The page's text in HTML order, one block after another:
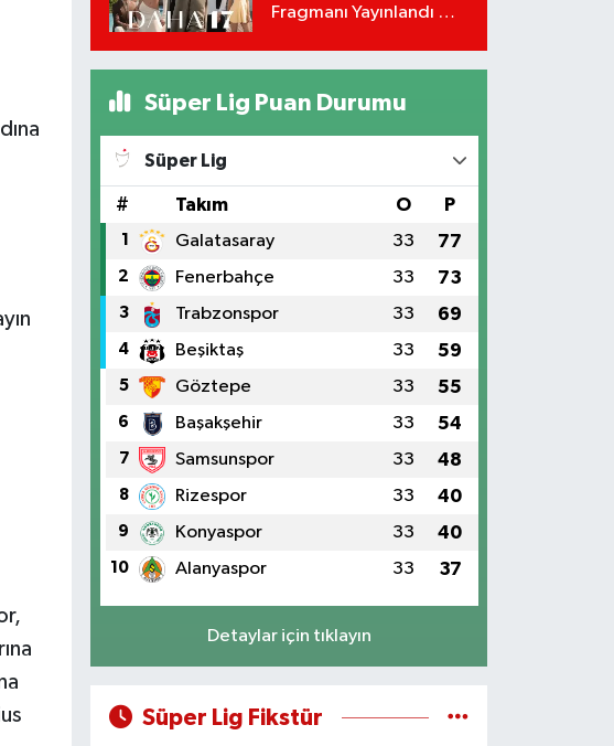
Fragmanı Yayınlandı Mı?
Süper Lig Puan Durumu
Süper Lig
# Takım O P
1 Galatasaray 33 77
2 Fenerbahçe 33 73
3 Trabzonspor 33 69
4 Beşiktaş 33 59
5 Göztepe 33 55
6 Başakşehir 33 54
7 Samsunspor 33 48
8 Rizespor 33 40
9 Konyaspor 33 40
10 Alanyaspor 33 37
Detaylar için tıklayın
Süper Lig Fikstür